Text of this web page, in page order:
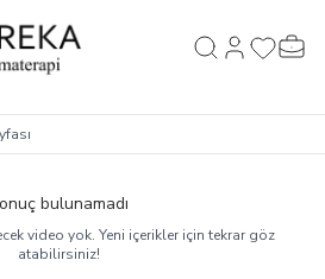
Hesabım
bulunamadı
video yok. Yeni içerikler için tekrar göz
atabilirsiniz!